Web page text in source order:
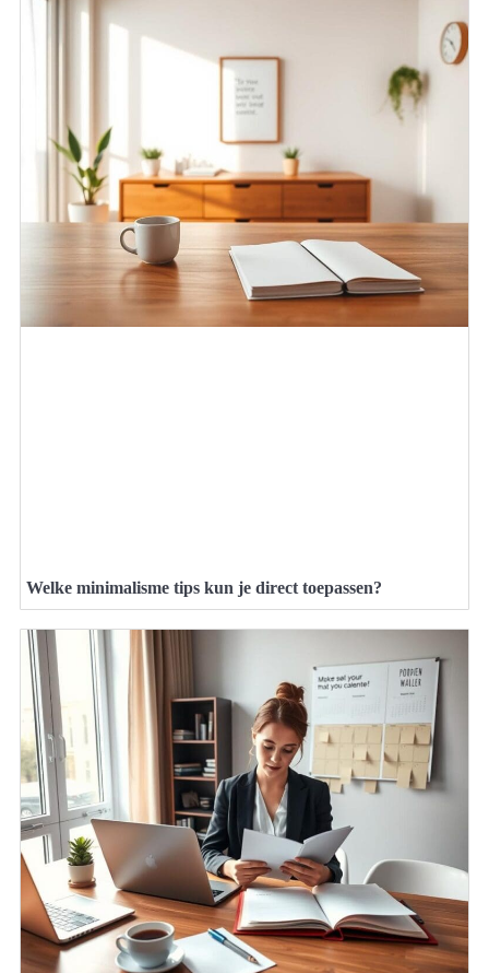
Welke minimalisme tips kun je direct toepassen?